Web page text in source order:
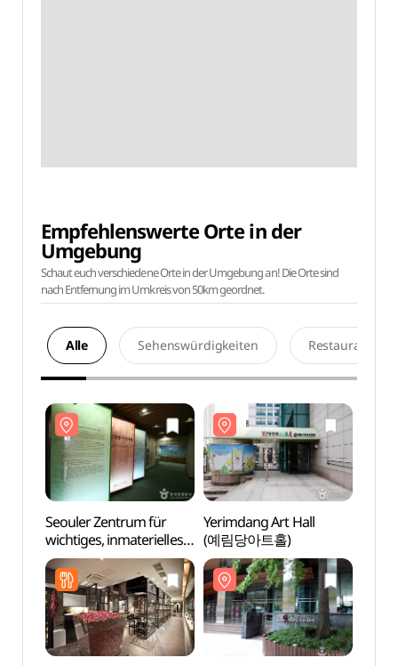
Empfehlenswerte Orte in der
Umgebung
Schaut euch verschiedene Orte in der Umgebung an! Die Orte sind
nach Entfernung im Umkreis von 50km geordnet.
Alle Sehenswürdigkeiten Restaurants
Seouler Zentrum für
wichtiges, inmaterielles,
kulturelles Vermögen
(서울중요무형문화재전
수회관)
Yerimdang Art Hall
(예림당아트홀)